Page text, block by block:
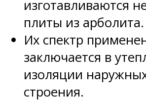
изготавливаются
плиты из арболита.
Их спектр
заключается в
изоляции
строения.